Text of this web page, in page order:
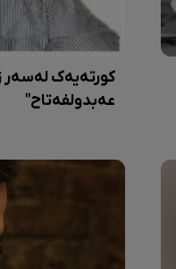
کورتەیەک لەسەر
عەبدولفەتاح"